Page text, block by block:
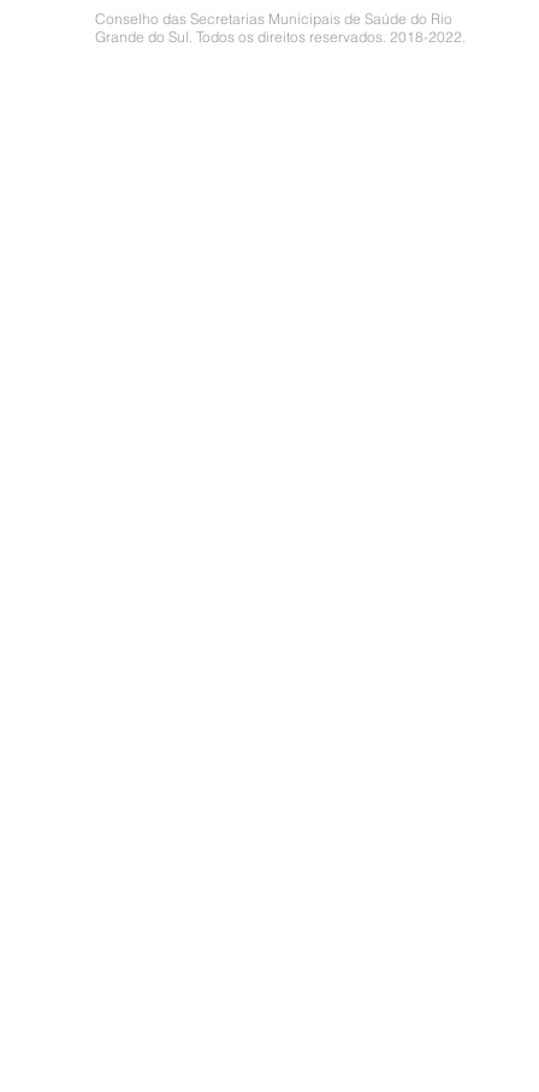
Conselho das Secretarias Municipais de Saúde do Rio
Grande do Sul. Todos os direitos reservados. 2018-2022.